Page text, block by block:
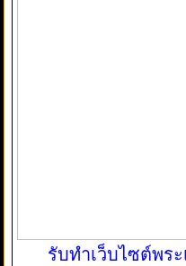
รับทำเว็บไซต์พร